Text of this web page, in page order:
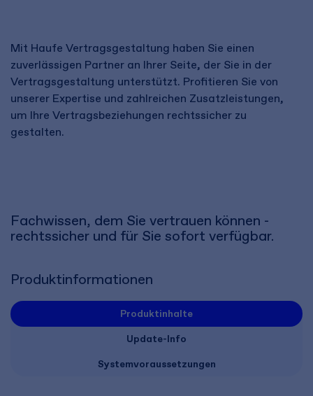
Mit Haufe Vertragsgestaltung haben Sie einen
zuverlässigen Partner an Ihrer Seite, der Sie in der
Vertragsgestaltung unterstützt. Profitieren Sie von
unserer Expertise und zahlreichen Zusatzleistungen,
um Ihre Vertragsbeziehungen rechtssicher zu
gestalten.
Fachwissen, dem Sie vertrauen können -
rechtssicher und für Sie sofort verfügbar.
Produktinformationen
Produktinhalte
Update-Info
Systemvoraussetzungen